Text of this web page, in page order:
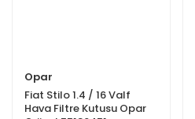
Opar
Fiat Stilo 1.4 / 16 Valf
Hava Filtre Kutusu Opar